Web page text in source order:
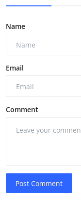
Name
Email
Comment
Post Comment